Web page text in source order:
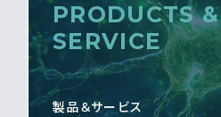
PRODUCTS &
SERVICE
製品＆サービス